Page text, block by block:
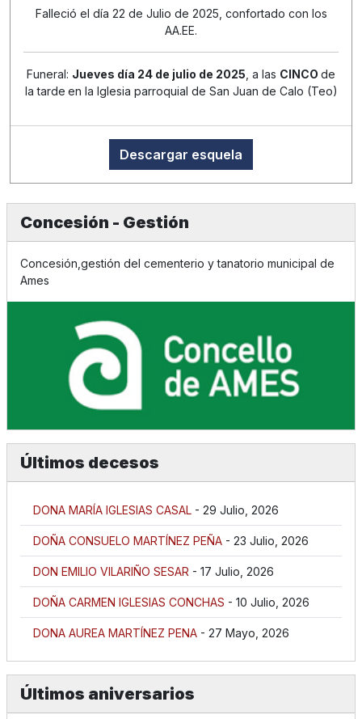
Falleció el día 22 de Julio de 2025, confortado con los
AA.EE.
Funeral: Jueves día 24 de julio de 2025, a las CINCO de
la tarde en la Iglesia parroquial de San Juan de Calo (Teo)
Descargar esquela
Concesión - Gestión
Concesión,gestión del cementerio y tanatorio municipal de
Ames
Últimos decesos
DONA MARÍA IGLESIAS CASAL - 29 Julio, 2026
DOÑA CONSUELO MARTÍNEZ PEÑA - 23 Julio, 2026
DON EMILIO VILARIÑO SESAR - 17 Julio, 2026
DOÑA CARMEN IGLESIAS CONCHAS - 10 Julio, 2026
DONA AUREA MARTÍNEZ PENA - 27 Mayo, 2026
Últimos aniversarios